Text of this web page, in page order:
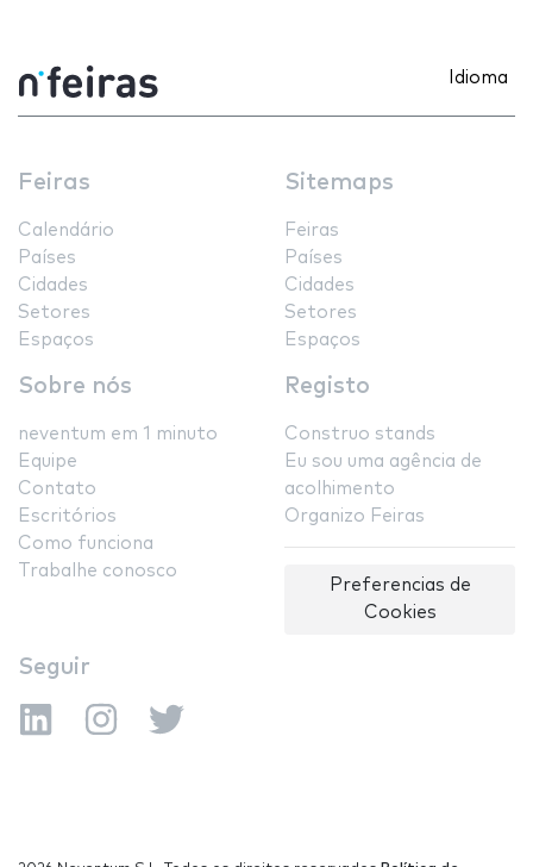
Idioma
Feiras
Calendário
Países
Cidades
Setores
Espaços
Sitemaps
Feiras
Países
Cidades
Setores
Espaços
Sobre nós
neventum em 1 minuto
Equipe
Contato
Escritórios
Como funciona
Trabalhe conosco
Registo
Construo stands
Eu sou uma agência de
acolhimento
Organizo Feiras
Preferencias de
Cookies
Seguir